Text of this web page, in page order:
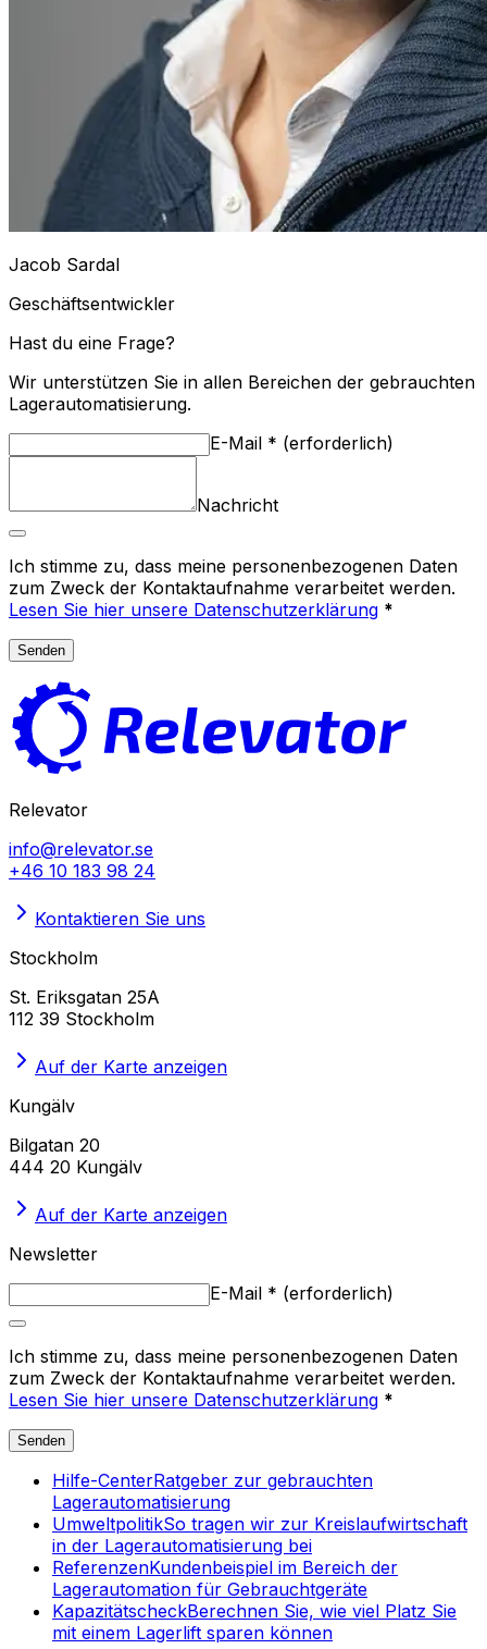
Jacob Sardal
Geschäftsentwickler
Hast du eine Frage?
Wir unterstützen Sie in allen Bereichen der gebrauchten
Lagerautomatisierung.
E-Mail * (erforderlich)
Nachricht
Ich stimme zu, dass meine personenbezogenen Daten
zum Zweck der Kontaktaufnahme verarbeitet werden.
Lesen Sie hier unsere Datenschutzerklärung *
Senden
Relevator
info@relevator.se
+46 10 183 98 24
Kontaktieren Sie uns
Stockholm
St. Eriksgatan 25A
112 39 Stockholm
Auf der Karte anzeigen
Kungälv
Bilgatan 20
444 20 Kungälv
Auf der Karte anzeigen
Newsletter
E-Mail * (erforderlich)
Ich stimme zu, dass meine personenbezogenen Daten
zum Zweck der Kontaktaufnahme verarbeitet werden.
Lesen Sie hier unsere Datenschutzerklärung *
Senden
Hilfe-CenterRatgeber zur gebrauchten
Lagerautomatisierung
UmweltpolitikSo tragen wir zur Kreislaufwirtschaft
in der Lagerautomatisierung bei
ReferenzenKundenbeispiel im Bereich der
Lagerautomation für Gebrauchtgeräte
KapazitätscheckBerechnen Sie, wie viel Platz Sie
mit einem Lagerlift sparen können